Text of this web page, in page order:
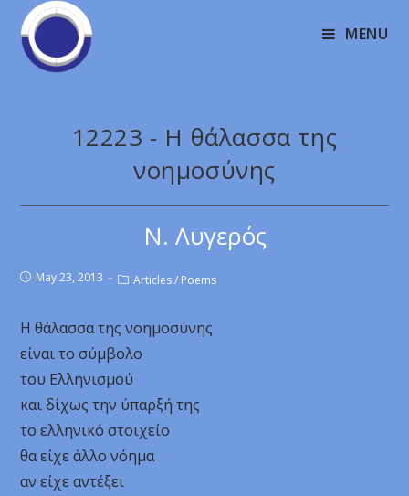
MENU
12223 - Η θάλασσα της
νοημοσύνης
Ν. Λυγερός
May 23, 2013 Articles / Poems
Η θάλασσα της νοημοσύνης
είναι το σύμβολο
του Ελληνισμού
και δίχως την ύπαρξή της
το ελληνικό στοιχείο
θα είχε άλλο νόημα
αν είχε αντέξει